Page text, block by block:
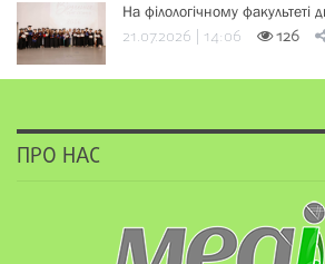
На філологічному факультеті
21.07.2026 | 14:06 126
ПРО НАС